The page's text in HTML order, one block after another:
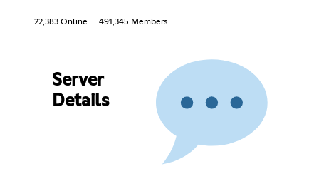
22,383 Online 491,345 Members
Server
Details